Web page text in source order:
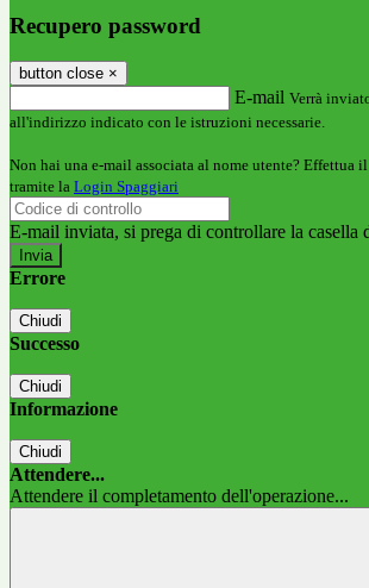
Recupero password
button close ×
E-mail Verrà
all'indirizzo indicato con le istruzioni necessarie.
Non hai una e-mail associata al nome utente? Effettua
tramite la Login Spaggiari
E-mail inviata, si prega di controllare la casella
Errore
Chiudi
Successo
Chiudi
Informazione
Chiudi
Attendere...
Attendere il completamento dell'operazione...